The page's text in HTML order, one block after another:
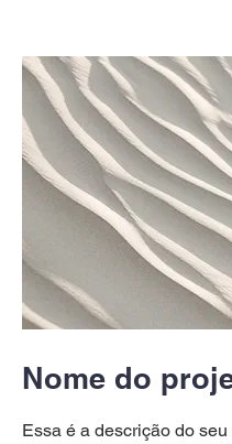
Nome do
Essa é a descrição do seu